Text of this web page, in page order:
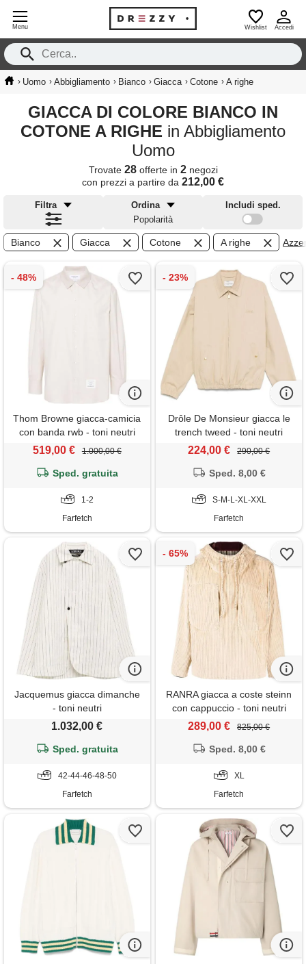
Menu Wishlist Accedi
› Uomo › Abbigliamento › Bianco › Giacca › Cotone › A righe
GIACCA DI COLORE BIANCO IN
COTONE A RIGHE in Abbigliamento
Uomo
Trovate 28offerte in 2negozi
con prezzi a partire da 212,00 €
Filtra
Ordina
Popolarità
Includi sped.
Bianco Giacca Cotone A righe
Thom Browne giacca-camicia
con banda rwb - toni neutri
519,00 € 1.000,00 €
Sped. gratuita
1-2
Farfetch
Drôle De Monsieur giacca le
trench tweed - toni neutri
224,00 € 290,00 €
Sped. 8,00 €
S-M-L-XL-XXL
Farfetch
Jacquemus giacca dimanche
- toni neutri
1.032,00 €
Sped. gratuita
42-44-46-48-50
Farfetch
RANRA giacca a coste steinn
con cappuccio - toni neutri
289,00 € 825,00 €
Sped. 8,00 €
XL
Farfetch